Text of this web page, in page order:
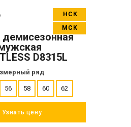
НСК
МСК
ПОДРОБНЕЕ
демисезонная
D8315L
ряд
56 58 60 62
Узнать цену